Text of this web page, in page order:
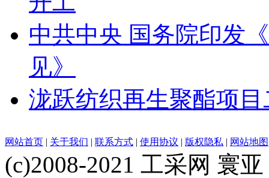
中共中央 国务院印发
见》
泷跃纺织再生聚酯项
网站首页 | 关于我们 | 联系方式 | 使用协议 | 版权隐私 | 网站地图
(c)2008-2021 工采网 寰